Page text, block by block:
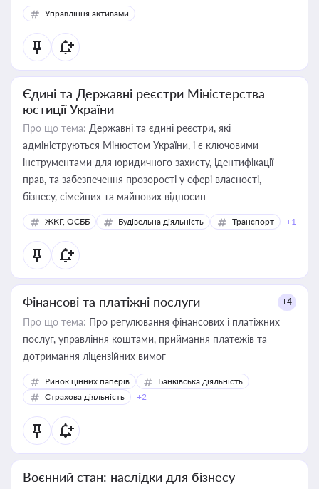
Управління активами
Єдині та Державні реєстри Міністерства
юстиції України
Про що тема: Державні та єдині реєстри, які
адмініструються Мінюстом України, і є ключовими
інструментами для юридичного захисту, ідентифікації
прав, та забезпечення прозорості у сфері власності,
бізнесу, сімейних та майнових відносин
ЖКГ, ОСББ Будівельна діяльність Транспорт +1
Фінансові та платіжні послуги +4
Про що тема: Про регулювання фінансових і платіжних
послуг, управління коштами, приймання платежів та
дотримання ліцензійних вимог
Ринок цінних паперів
Банківська діяльність
Страхова діяльність
+2
Воєнний стан: наслідки для бізнесу